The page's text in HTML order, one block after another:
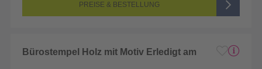
PREISE & BESTELLUNG
Bürostempel Holz mit Motiv Erledigt am